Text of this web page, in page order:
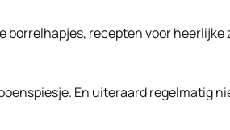
borrelhapjes, recepten voor heerlijke
En uiteraard regelmatig